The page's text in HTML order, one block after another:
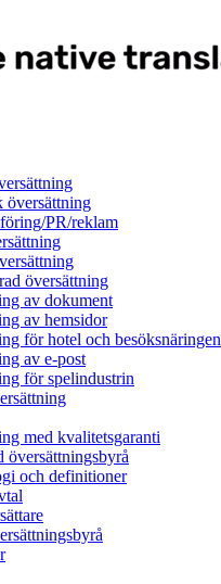
översättning
PR/reklam
översättning
av dokument
av hemsidor
för hotel och besöksnäringen
av e-post
för spelindustrin
med kvalitetsgaranti
översättningsbyrå
och definitioner